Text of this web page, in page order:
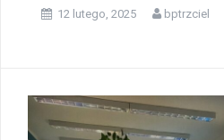
12 lutego, 2025 bptrzciel